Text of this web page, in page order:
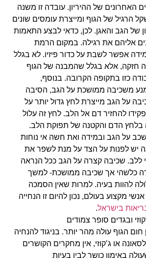
האחרונים של ההיריון. עובדה זו משנה
הרגיל של הגוף ומייצרת עומסים שונים
של הגב והאגן. לכן, כדאי לבצע התאמות
אליהם את רגילה. במקום הרמת
אפשר לשבת על כדור פיזיו. לא בגלל
חזקה, אלא בגלל שהמבנה של הגוף
כזו בתקופה הקרובה. בנוסף,
משכיבה ממושכת על הגב, הסיבה
על הגב מייצרת לחץ גדול יותר על
להחזיר דם אל הלב. לחץ זה עלול
בלחץ הדם והקטנה של תפוקת הלב.
על הגב ובמידה ואת חשה אי נוחות
יש לפנות על הצד על מנת לשפר את
ללב. שכיבה קצרה על הגב ככל הנראה
כלשהי אך שכיבה ממושכת- למשך
להוות בעיה. למרות שאין הסמכה
מקצוע בעולם, נכון להיום זו הנחייה
בישראל.
ובגדים סופר צמודים
חום הגוף עולה מהר יותר. בניגוד להנחיה
או ג’קוזי, אין מחקרים הקושרים
באימון כושר לבין בעיות